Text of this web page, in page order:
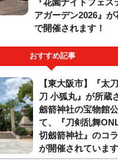
アガーデン2026』が
で開催されます！
おすすめ記事
【東大阪市】『太
刀 小狐丸』が所蔵
劔箭神社の宝物館
て、『刀剣乱舞
切劔箭神社』のコ
が開催されています